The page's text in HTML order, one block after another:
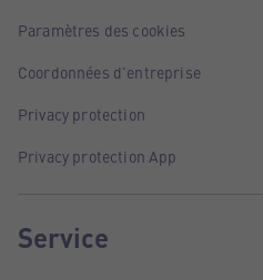
Paramètres des cookies
Coordonnées d'entreprise
Privacy protection
Privacy protection App
Service